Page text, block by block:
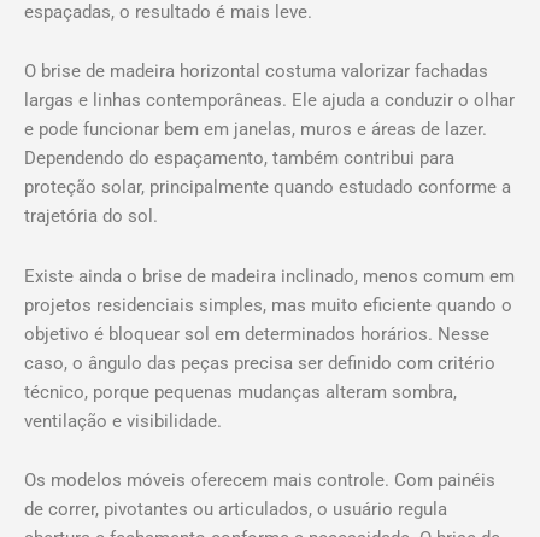
espaçadas, o resultado é mais leve.
O brise de madeira horizontal costuma valorizar fachadas
largas e linhas contemporâneas. Ele ajuda a conduzir o olhar
e pode funcionar bem em janelas, muros e áreas de lazer.
Dependendo do espaçamento, também contribui para
proteção solar, principalmente quando estudado conforme a
trajetória do sol.
Existe ainda o brise de madeira inclinado, menos comum em
projetos residenciais simples, mas muito eficiente quando o
objetivo é bloquear sol em determinados horários. Nesse
caso, o ângulo das peças precisa ser definido com critério
técnico, porque pequenas mudanças alteram sombra,
ventilação e visibilidade.
Os modelos móveis oferecem mais controle. Com painéis
de correr, pivotantes ou articulados, o usuário regula